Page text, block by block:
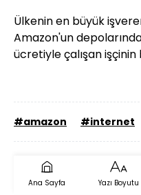
Ülkenin en büyük
Amazon'un
ücretiyle çalışan
#amazon #internet
Ana Sayfa Yazı Boyutu